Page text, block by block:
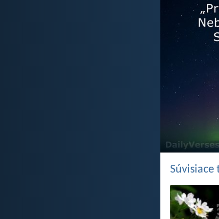
Súvisiace